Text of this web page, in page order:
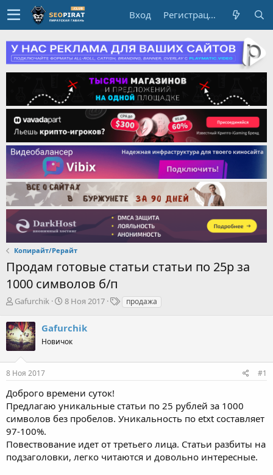
Вход Регистрация
Копирайт/Рерайт
Продам готовые статьи статьи по 25р за
1000 символов б/п
А
т
о
р
м
ы
Gafurchik
Д
а
н
а
8 Ноя 2017
Т продажа
Gafurchik
Новичок
8 Ноя 2017 #1
Доброго времени суток!
Предлагаю уникальные статьи по 25 рублей за 1000
символов без пробелов. Уникальность по etxt составляет
97-100%.
Повествование идет от третьего лица. Статьи разбиты на
подзаголовки, легко читаются и довольно интересные.